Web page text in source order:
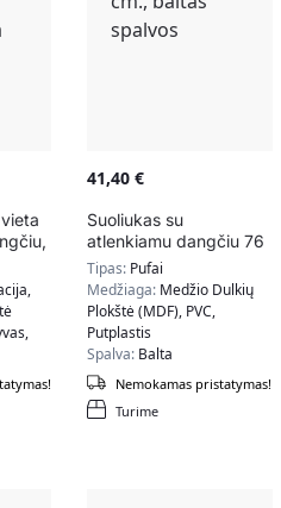
41,40€
Suoliukas su
atlenkiamu dangčiu 76
cm., baltas spalvos
Tipas: Pufai
Medžiaga: Medžio Dulkių
Plokštė (MDF), PVC,
Putplastis
Spalva: Balta
Turime
Nemokamas pristatymas!